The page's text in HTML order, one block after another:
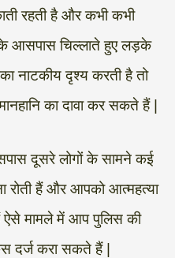
रहती है और कभी कभी
आसपास चिल्लाते हुए लड़के
नाटकीय दृश्य करती है तो
का दावा कर सकते हैं |
दूसरे लोगों के सामने कई
रोती हैं और आपको आत्महत्या
ऐसे मामले में आप पुलिस की
दर्ज करा सकते हैं |